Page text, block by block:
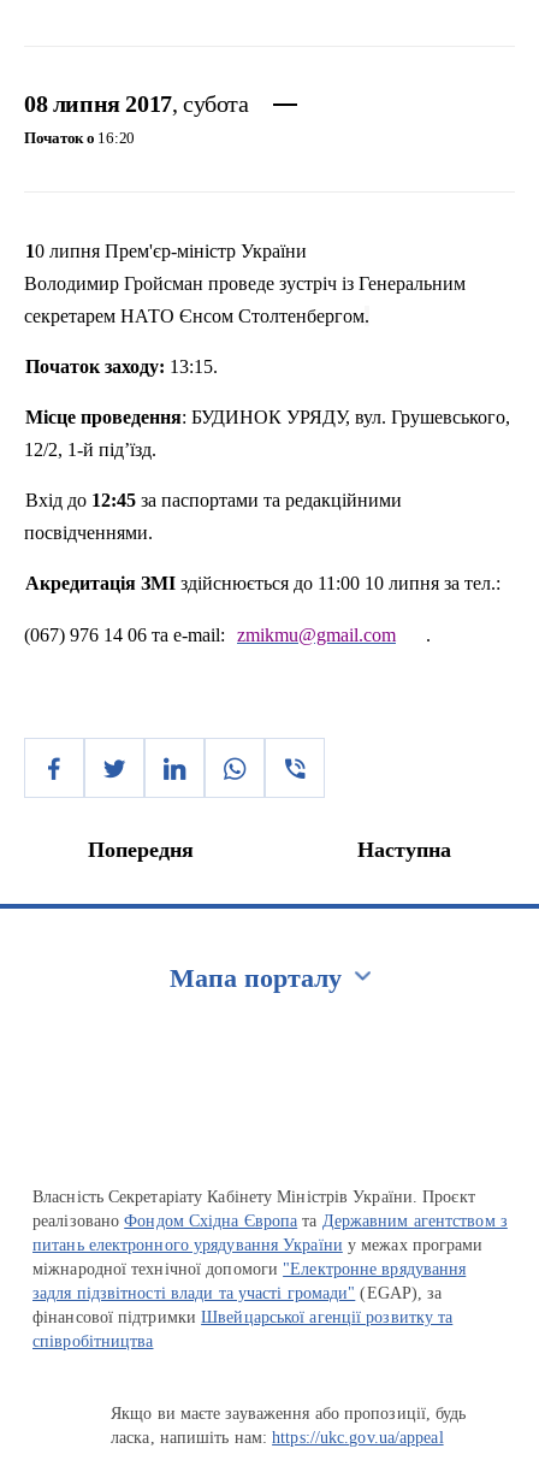
08 липня 2017, субота
Початок о 16:20
10 липня Прем'єр-міністр України
Володимир Гройсман проведе зустріч із Генеральним
секретарем НАТО Єнсом Столтенбергом.
Початок заходу: 13:15.
Місце проведення: БУДИНОК УРЯДУ, вул. Грушевського,
12/2, 1-й під’їзд.
Вхід до 12:45 за паспортами та редакційними
посвідченнями.
Акредитація ЗМІ здійснюється до 11:00 10 липня за тел.:
(067) 976 14 06 та e-mail: zmikmu@gmail.com .
Попередня Наступна
Мапа порталу
Власність Секретаріату Кабінету Міністрів України. Проєкт
реалізованоФондом Східна Європа та Державним агентством з
питань електронного урядування України у межах програми
міжнародної технічної допомоги "Електронне врядування
задля підзвітності влади та участі громади" (EGAP), за
фінансової підтримкиШвейцарської агенції розвитку та
співробітництва
Якщо ви маєте зауваження або пропозиції, будь
ласка, напишіть нам:https://ukc.gov.ua/appeal